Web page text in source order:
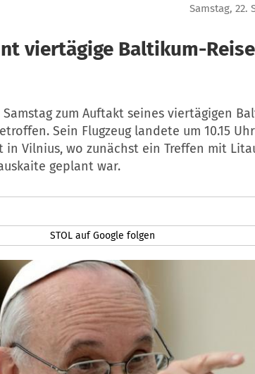
Samstag, 22.
viertägige Baltikum-
Samstag zum Auftakt seines viertägigen
Sein Flugzeug landete um 10.15 Uhr
Vilnius, wo zunächst ein Treffen mit
geplant war.
STOL auf Google folgen